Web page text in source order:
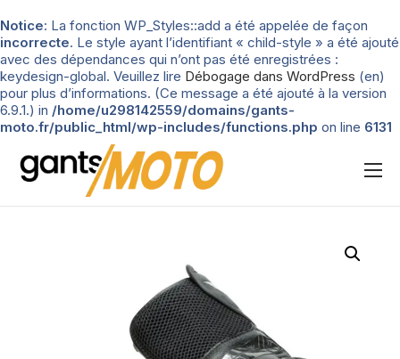
Notice: La fonction WP_Styles::add a été appelée de façon
incorrecte. Le style ayant l’identifiant « child-style » a été ajouté
avec des dépendances qui n’ont pas été enregistrées :
keydesign-global. Veuillez lire Débogage dans WordPress (en)
pour plus d’informations. (Ce message a été ajouté à la version
6.9.1.) in /home/u298142559/domains/gants-
moto.fr/public_html/wp-includes/functions.php on line 6131
Nos tests